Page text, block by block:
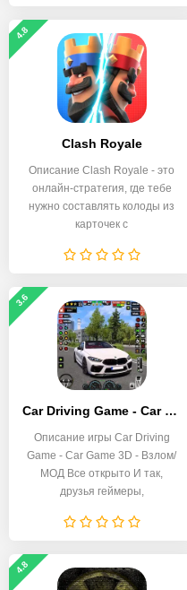
4.8
Clash Royale
Описание Clash Royale - это
онлайн-стратегия, где тебе
нужно составлять колоды из
карточек с
3.6
Car Driving Game - Car Game 3D
Описание игры Car Driving
Game - Car Game 3D - Взлом/
МОД Все открыто И так,
друзья геймеры,
4.8